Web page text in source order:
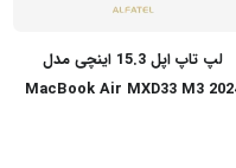
لپ تاپ اپل 15.3 اینچی مدل
MacBook Air MXD33 M3